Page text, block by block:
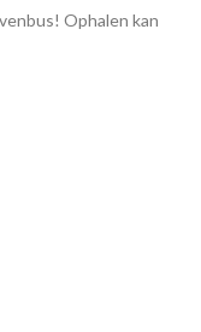
Ophalen kan